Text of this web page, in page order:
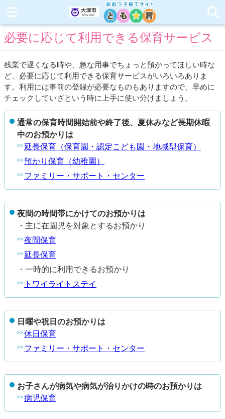
必要に応じて利用できる保育サービス
残業で遅くなる時や、急な用事でちょっと預かってほしい時な
ど、必要に応じて利用できる保育サービスがいろいろありま
す。利用には事前の登録が必要なものもありますので、早めに
チェックしていざという時に上手に使い分けましょう。
通常の保育時間開始前や終了後、夏休みなど長期休暇
中のお預かりは
延長保育（保育園・認定こども園・地域型保育）
預かり保育（幼稚園）
ファミリー・サポート・センター
夜間の時間帯にかけてのお預かりは
・主に在園児を対象とするお預かり
夜間保育
延長保育
・一時的に利用できるお預かり
トワイライトステイ
日曜や祝日のお預かりは
休日保育
ファミリー・サポート・センター
お子さんが病気や病気が治りかけの時のお預かりは
病児保育